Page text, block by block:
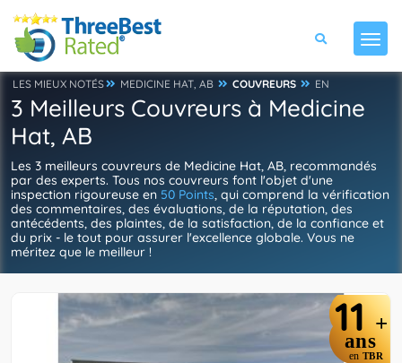
LES MIEUX NOTÉS MEDICINE HAT, AB COUVREURS EN
3 Meilleurs Couvreurs à Medicine
Hat, AB
Les 3 meilleurs couvreurs de Medicine Hat, AB, recommandés
par des experts. Tous nos couvreurs font l'objet d'une
inspection rigoureuse en 50 Points, qui comprend la vérification
des commentaires, des évaluations, de la réputation, des
antécédents, des plaintes, de la satisfaction, de la confiance et
du prix - le tout pour assurer l'excellence globale. Vous ne
méritez que le meilleur !
11 +
ans
en TBR